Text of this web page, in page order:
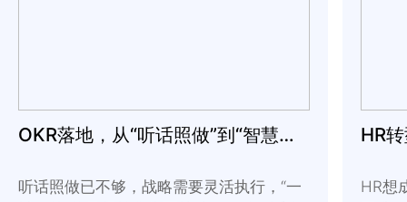
要。请记住，谦虚的
正确的。